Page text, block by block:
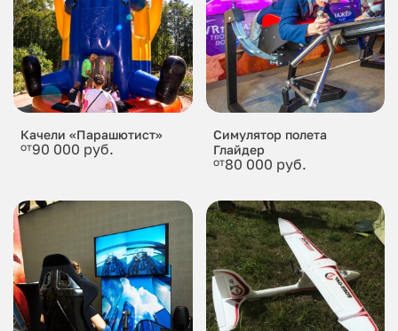
Качели «Парашютист»
от90 000 руб.
Симулятор полета
Глайдер
от80 000 руб.